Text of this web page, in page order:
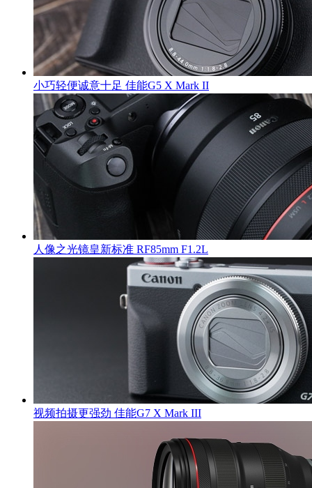
小巧轻便诚意十足 佳能G5 X Mark II
人像之光镜皇新标准 RF85mm F1.2L
视频拍摄更强劲 佳能G7 X Mark III